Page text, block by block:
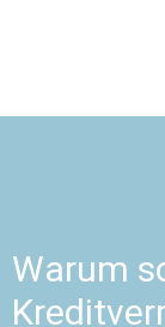
Warum